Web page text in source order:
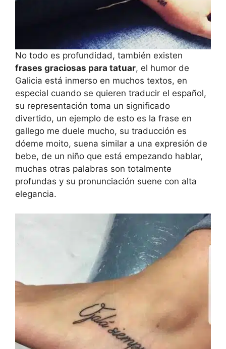
No todo es profundidad, también existen
frases graciosas para tatuar, el humor de
Galicia está inmerso en muchos textos, en
especial cuando se quieren traducir el español,
su representación toma un significado
divertido, un ejemplo de esto es la frase en
gallego me duele mucho, su traducción es
dóeme moito, suena similar a una expresión de
bebe, de un niño que está empezando hablar,
muchas otras palabras son totalmente
profundas y su pronunciación suene con alta
elegancia.